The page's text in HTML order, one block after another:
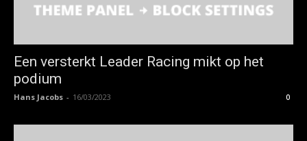
Een versterkt Leader Racing mikt op het
podium
Hans Jacobs - 16/03/2023 0